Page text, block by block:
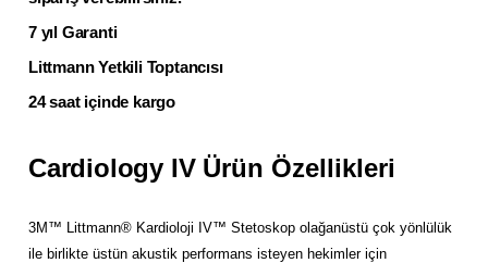
7 yıl Garanti
Littmann Yetkili Toptancısı
24 saat içinde kargo
Cardiology IV Ürün Özellikleri
3M™ Littmann® Kardioloji IV™ Stetoskop olağanüstü çok yönlülük
ile birlikte üstün akustik performans isteyen hekimler için